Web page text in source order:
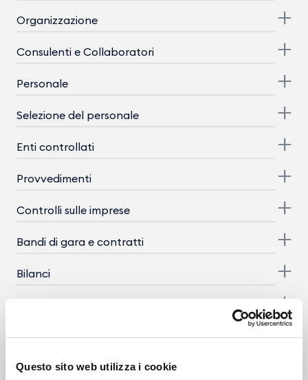
Questo sito web utilizza i cookie
Organizzazione
Consulenti e Collaboratori
Personale
Selezione del personale
Enti controllati
Provvedimenti
Controlli sulle imprese
Bandi di gara e contratti
Bilanci
Controlli e rilievi sull'amministrazione
Servizi erogati